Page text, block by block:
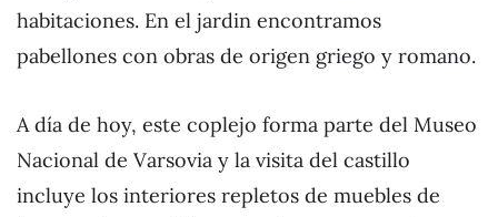
habitaciones. En el jardin encontramos
pabellones con obras de origen griego y romano.
A día de hoy, este coplejo forma parte del Museo
Nacional de Varsovia y la visita del castillo
incluye los interiores repletos de muebles de